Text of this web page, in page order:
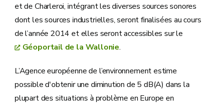
et de Charleroi, intégrant les diverses sources sonores
dont les sources industrielles, seront finalisées au cours
de l’année 2014 et elles seront accessibles sur le
Géoportail de la Wallonie.
L’Agence européenne de l’environnement estime
possible d'obtenir une diminution de 5 dB(A) dans la
plupart des situations à problème en Europe en